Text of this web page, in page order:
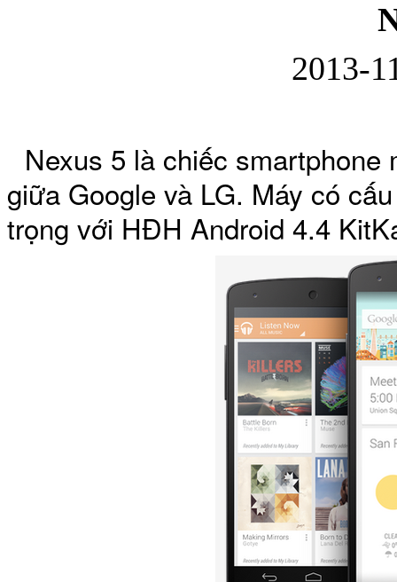
Bao da Samsung
Ốp lưng Samsung
Túi xách da
Ốp lưng Sony
2013-
Nexus 5 là chiếc
giữa Google và LG. Máy có
trọng với HĐH Android 4.4